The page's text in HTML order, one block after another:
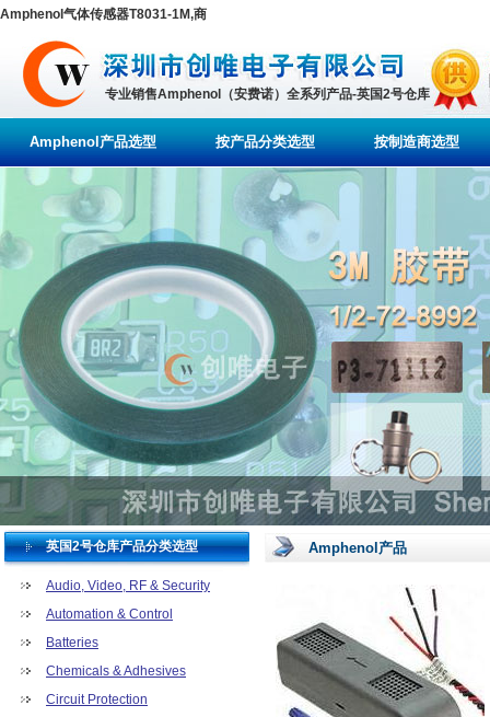
Amphenol气体传感器T8031-1M,商
专业销售Amphenol（安费诺）全系列产品-英国2号仓库
Amphenol产品选型 按产品分类选型 按制造商选型
英国2号仓库产品分类选型
Audio, Video, RF & Security
Automation & Control
Batteries
Chemicals & Adhesives
Circuit Protection
Amphenol产品